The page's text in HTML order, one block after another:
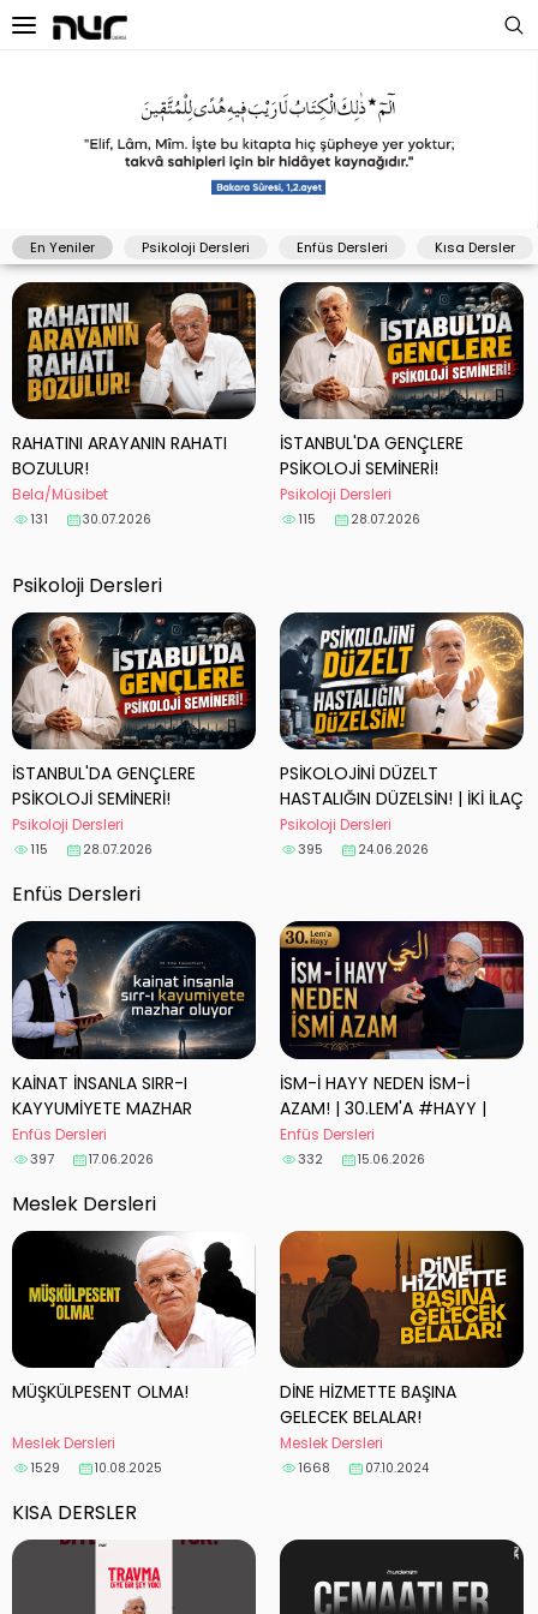
Dersler
Dersleri
Dersler
Dersler
En Yeniler Psikoloji Dersleri Enfüs Dersleri Kısa Dersler
RAHATINI ARAYANIN RAHATI
BOZULUR!
Bela/Müsibet
131 30.07.2026
İSTANBUL'DA GENÇLERE
PSİKOLOJİ SEMİNERİ!
Psikoloji Dersleri
115 28.07.2026
Psikoloji Dersleri
İSTANBUL'DA GENÇLERE
PSİKOLOJİ SEMİNERİ!
Psikoloji Dersleri
115 28.07.2026
PSİKOLOJİNİ DÜZELT
HASTALIĞIN DÜZELSİN! | İKİ İLAÇ
Psikoloji Dersleri
395 24.06.2026
Enfüs Dersleri
KAİNAT İNSANLA SIRR-I
KAYYUMİYETE MAZHAR
OLUYOR! 30.LEM'A
/KAYYUMİYET | Osman
Enfüs Dersleri
397 17.06.2026
İSM-İ HAYY NEDEN İSM-İ
AZAM! | 30.LEM'A #HAYY |
TEKİN KURŞUN
Enfüs Dersleri
332 15.06.2026
Meslek Dersleri
MÜŞKÜLPESENT OLMA!
Meslek Dersleri
1529 10.08.2025
DİNE HİZMETTE BAŞINA
GELECEK BELALAR!
Meslek Dersleri
1668 07.10.2024
KISA DERSLER